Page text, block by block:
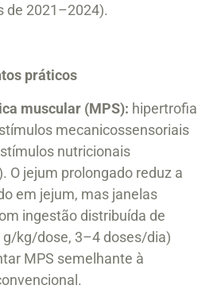
de 2021–2024).
práticos
muscular (MPS): hipertrofia
mecanicossensoriais
nutricionais
O jejum prolongado reduz a
em jejum, mas janelas
ingestão distribuída de
g/kg/dose, 3–4 doses/dia)
MPS semelhante à